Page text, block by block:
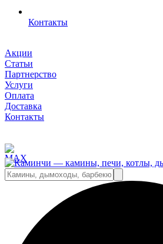
Контакты
Акции
Статьи
Партнерство
Услуги
Оплата
Доставка
Контакты